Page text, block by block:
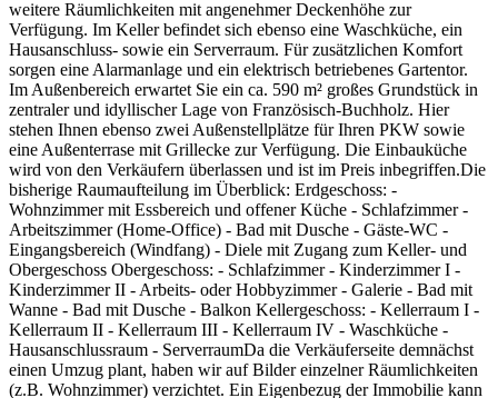
weitere Räumlichkeiten mit angenehmer Deckenhöhe zur
Verfügung. Im Keller befindet sich ebenso eine Waschküche, ein
Hausanschluss- sowie ein Serverraum. Für zusätzlichen Komfort
sorgen eine Alarmanlage und ein elektrisch betriebenes Gartentor.
Im Außenbereich erwartet Sie ein ca. 590 m² großes Grundstück in
zentraler und idyllischer Lage von Französisch-Buchholz. Hier
stehen Ihnen ebenso zwei Außenstellplätze für Ihren PKW sowie
eine Außenterrase mit Grillecke zur Verfügung. Die Einbauküche
wird von den Verkäufern überlassen und ist im Preis inbegriffen. ​​​​​​​​Die
bisherige Raumaufteilung im Überblick: Erdgeschoss: -
Wohnzimmer mit Essbereich und offener Küche - Schlafzimmer -
Arbeitszimmer (Home-Office) - Bad mit Dusche - Gäste-WC -
Eingangsbereich (Windfang) - Diele mit Zugang zum Keller- und
Obergeschoss Obergeschoss: - Schlafzimmer - Kinderzimmer I -
Kinderzimmer II - Arbeits- oder Hobbyzimmer - Galerie - Bad mit
Wanne - Bad mit Dusche - Balkon Kellergeschoss: - Kellerraum I -
Kellerraum II - Kellerraum III - Kellerraum IV - Waschküche -
Hausanschlussraum - Serverraum ​Da die Verkäuferseite demnächst
einen Umzug plant, haben wir auf Bilder einzelner Räumlichkeiten
(z.B. Wohnzimmer) verzichtet. Ein Eigenbezug der Immobilie kann